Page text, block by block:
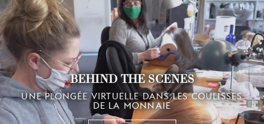
BEHIND THE SCENES
UNE PLONGÉE VIRTUELLE DANS LES COULISSES
DE LA MONNAIE